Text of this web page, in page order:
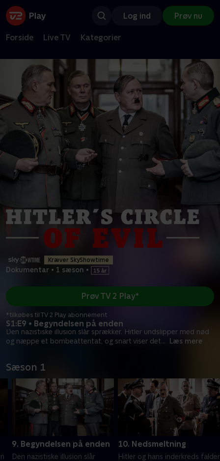
Log ind Prøv nu
Forside Live TV Kategorier
Kræver SkyShowtime
Dokumentar • 1 sæson •
S1:E9 • Begyndelsen på enden
Den nazistiske illusion slår sprækker. Hitler undslipper med nød
og næppe et bombeattentat, og snart viser det... Læs mere
Prøv TV 2 Play*
*tilkøbes til TV 2 Play abonnement
Sæson 1
9. Begyndelsen på enden
Den nazistiske illusion slår
10. Nedsmeltning
Hitler og hans inderkreds falder